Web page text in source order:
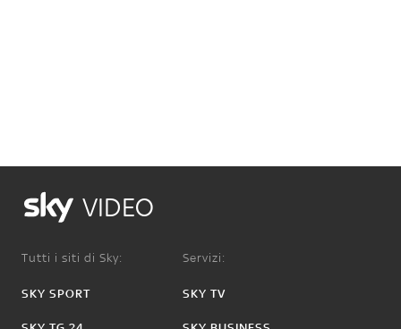
VIDEO
Tutti i siti di Sky:
SKY SPORT
Servizi:
SKY TV